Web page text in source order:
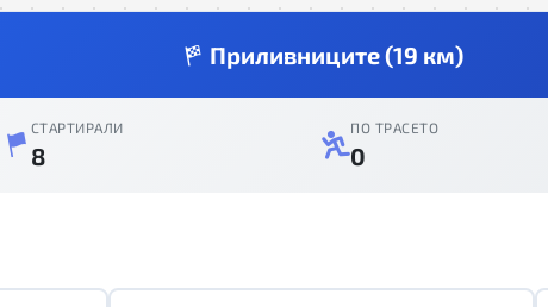
Приливниците (19 км)
СТАРТИРАЛИ
8
ПО ТРАСЕТО
0